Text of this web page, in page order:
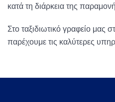
κατά τη διάρκεια της
Στο ταξιδιωτικό γραφείο μας
παρέχουμε τις καλύτερες